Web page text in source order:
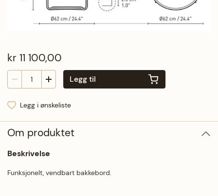
kr 11 100,00
Legg til
Legg i ønskeliste
Om produktet
Beskrivelse
Funksjonelt, vendbart bakkebord.